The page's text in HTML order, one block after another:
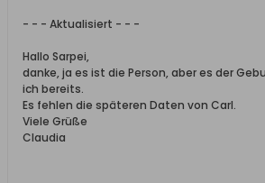
- - - Aktualisiert - - -
Hallo Sarpei,
danke, ja es ist die Person, aber es der
ich bereits.
Es fehlen die späteren Daten von Carl.
Viele Grüße
Claudia